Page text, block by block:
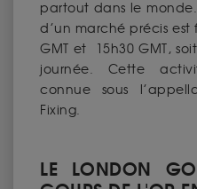
partout dans le
d’un marché précis
GMT et 15h30 GMT,
journée. Cette
connue sous
Fixing.
LE LONDON